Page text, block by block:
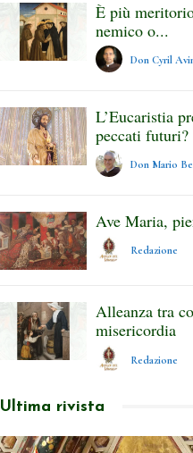
È più
nemico o...
Don Cyril
L’Eucaristia
peccati futuri?
Don Mario
Ave Maria,
Redazione
Alleanza tra
misericordia
Redazione
Ultima rivista